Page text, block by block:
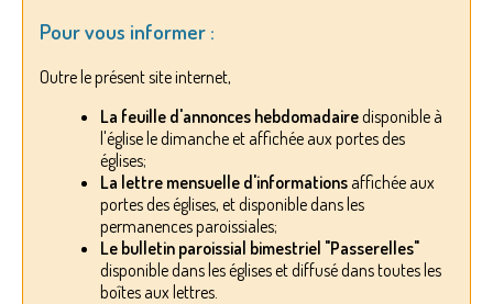
Pour vous informer :
Outre le présent site internet,
La feuille d'annonces hebdomadairedisponible à
l'église le dimanche et affichée aux portes des
églises;
La lettre mensuelle d'informations affichée aux
portes des églises, et disponible dans les
permanences paroissiales;
Le bulletin paroissial bimestriel "Passerelles"
disponible dans les églises et diffusé dans toutes les
boîtes aux lettres.